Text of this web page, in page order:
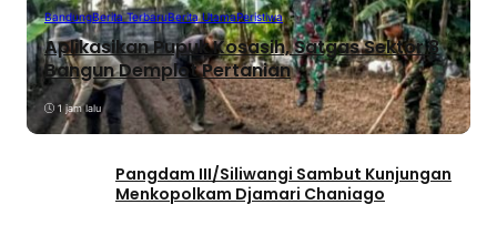
BandungBerita TerbaruBerita UtamaPeristiwa
Aplikasikan Pupuk Kosasih, Satgas Sektor 8
Bangun Demplot Pertanian
1 jam lalu
Pangdam III/Siliwangi Sambut Kunjungan
Menkopolkam Djamari Chaniago